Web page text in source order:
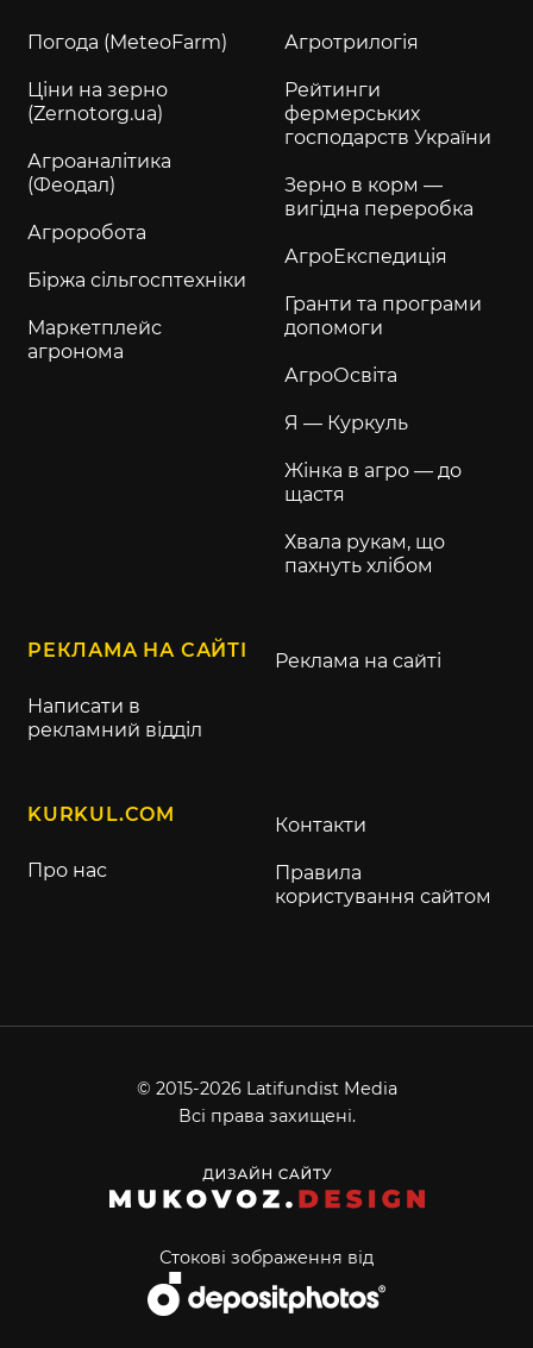
Погода (MeteoFarm)
Ціни на зерно
(Zernotorg.ua)
Агроаналітика
(Феодал)
Агроробота
Біржа сільгосптехніки
Маркетплейс
агронома
Агротрилогія
Рейтинги
фермерських
господарств України
Зерно в корм —
вигідна переробка
АгроЕкспедиція
Гранти та програми
допомоги
АгроОсвіта
Я — Куркуль
Жінка в агро — до
щастя
Хвала рукам, що
пахнуть хлібом
РЕКЛАМА НА САЙТІ
Написати в
рекламний відділ
Реклама на сайті
KURKUL.COM
Про нас
Контакти
Правила
користування сайтом
© 2015-2026 Latifundist Media
Всі права захищені.
Стокові зображення від